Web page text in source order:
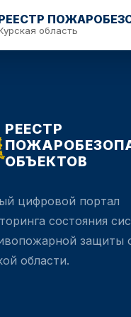
область
РЕЕСТР
ОБЪЕКТОВ
цифровой портал
состояния
защиты
области.